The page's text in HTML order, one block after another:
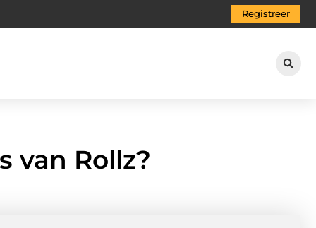
Registreer
van Rollz?